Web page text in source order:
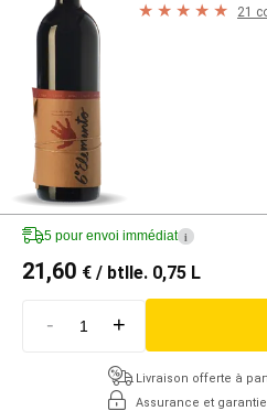
21
5 pour envoi immédiat i
21,60 € / btlle. 0,75 L
- +
Livraison offerte à
Assurance et